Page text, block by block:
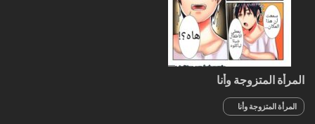
المرأة المتزوجة وأنا
المرأة المتزوجة وأنا
الجزء 2